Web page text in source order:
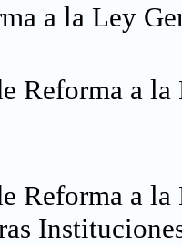
a la Ley
Reforma a
Reforma a